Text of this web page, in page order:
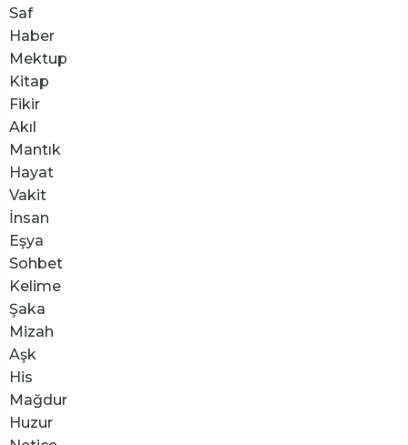
Saf
Haber
Mektup
Kitap
Fikir
Akıl
Mantık
Hayat
Vakit
İnsan
Eşya
Sohbet
Kelime
Şaka
Mizah
Aşk
His
Mağdur
Huzur